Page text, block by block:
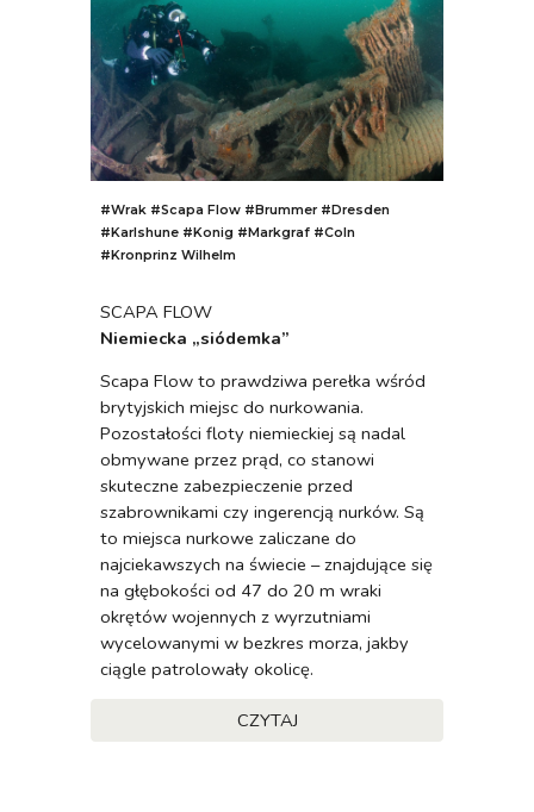
#Wrak #Scapa Flow #Brummer #Dresden
#Karlshune #Konig #Markgraf #Coln
#Kronprinz Wilhelm
SCAPA FLOW
Niemiecka „siódemka”
Scapa Flow to prawdziwa perełka wśród
brytyjskich miejsc do nurkowania.
Pozostałości floty niemieckiej są nadal
obmywane przez prąd, co stanowi
skuteczne zabezpieczenie przed
szabrownikami czy ingerencją nurków. Są
to miejsca nurkowe zaliczane do
najciekawszych na świecie – znajdujące się
na głębokości od 47 do 20 m wraki
okrętów wojennych z wyrzutniami
wycelowanymi w bezkres morza, jakby
ciągle patrolowały okolicę.
CZYTAJ